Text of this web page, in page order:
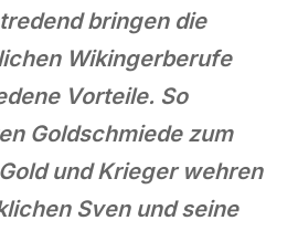
bringen die
Wikingerberufe
Vorteile. So
Goldschmiede zum
und Krieger wehren
Sven und seine